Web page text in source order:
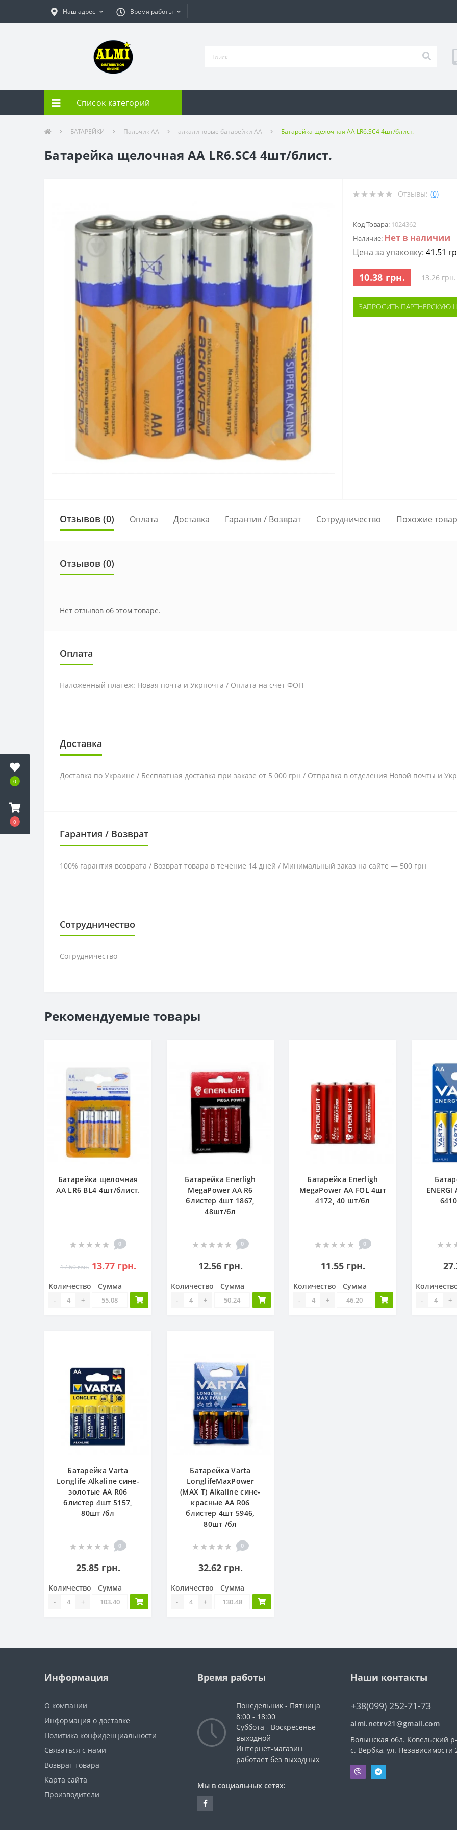
0
0
Наш адрес Время работы
Список категорий
БАТАРЕЙКИ Пальчик АА алкалиновые батарейки АА Батарейка щелочная АА LR6.SC4 4шт/блист.
Батарейка щелочная АА LR6.SC4 4шт/блист.
Отзывы: (0)
Код Товара: 1024362
Наличие: Нет в наличии
Цена за упаковку: 41.51
10.38 грн. 13.26 грн.
ЗАПРОСИТЬ ПАРТНЕРСКУЮ
Отзывов (0) Оплата Доставка Гарантия / Возврат Сотрудничество Похожие
Отзывов (0)
Нет отзывов об этом товаре.
Оплата
Наложенный платеж: Новая почта и Укрпочта / Оплата на счёт ФОП
Доставка
Доставка по Украине / Бесплатная доставка при заказе от 5 000 грн / Отправка в отделения Новой почты и
Гарантия / Возврат
100% гарантия возврата / Возврат товара в течение 14 дней / Минимальный заказ на сайте — 500 грн
Сотрудничество
Сотрудничество
Рекомендуемые товары
Батарейка щелочная
АА LR6 BL4 4шт/блист.
0
17.60 грн. 13.77 грн.
Количество
- +
Сумма
Батарейка Enerligh
MegaPower АА R6
блистер 4шт 1867,
48шт/бл
0
12.56 грн.
Количество
- +
Сумма
Батарейка Enerligh
MegaPower АА FOL 4шт
4172, 40 шт/бл
0
11.55 грн.
Количество
- +
Сумма
- +
Батарейка Varta
Longlife Alkaline сине-
золотые АА R06
блистер 4шт 5157,
80шт /бл
0
25.85 грн.
Количество
- +
Сумма
Батарейка Varta
LonglifeMaxPower
(MAX T) Alkaline сине-
красные АА R06
блистер 4шт 5946,
80шт /бл
0
32.62 грн.
Количество
- +
Сумма
Информация
О компании
Информация о доставке
Политика конфиденциальности
Связаться с нами
Возврат товара
Карта сайта
Производители
Время работы
Понедельник - Пятница
8:00 - 18:00
Суббота - Воскресенье
выходной
Интернет-магазин
работает без выходных
Мы в социальных сетях:
Наши контакты
+38(099) 252-71-73
almi.netrv21@gmail.com
Волынская обл. Ковельский
с. Вербка, ул. Независимости